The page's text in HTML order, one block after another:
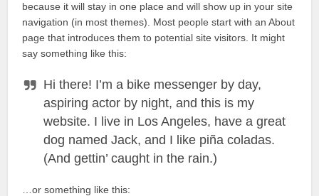
because it will stay in one place and will show up in your site
navigation (in most themes). Most people start with an About
page that introduces them to potential site visitors. It might
say something like this:
Hi there! I’m a bike messenger by day,
aspiring actor by night, and this is my
website. I live in Los Angeles, have a great
dog named Jack, and I like piña coladas.
(And gettin’ caught in the rain.)
…or something like this: